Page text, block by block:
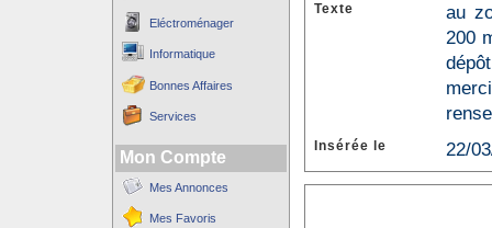
Eléctroménager
Informatique
Bonnes Affaires
Services
Mon Compte
Mes Annonces
Mes Favoris
Texte
au
200
Insérée le 22/